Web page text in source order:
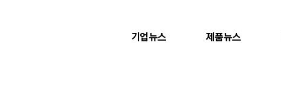
기업뉴스 제품뉴스